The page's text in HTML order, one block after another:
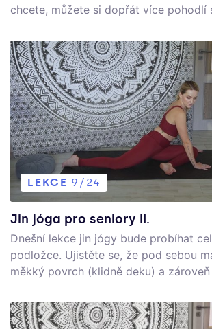
chcete, můžete si dopřát více pohodlí
Tento styl je skvělý také pro
nijak náročná, a přitom v ní určitě
právě díky výdrži. Tato lekce může být
meditativní praxí, která vám pomůže
spokojenost se sebou samými.
LEKCE 9/24
Jin jóga pro seniory II.
Dnešní lekce jin jógy bude probíhat
podložce. Ujistěte se, že pod sebou
měkký povrch (klidně deku) a
výdrží. Tento styl je skvělý také pro
není nijak náročná, a přitom v ní určitě